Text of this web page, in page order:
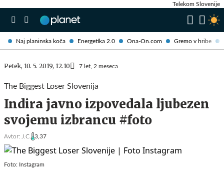
Naj planinska koča Energetika 2.0 Ona-On.com Gremo v hribe
Telekom Slovenije
Petek, 10. 5. 2019, 12.10 7 let, 2 meseca
The Biggest Loser Slovenija
Indira javno izpovedala ljubezen
svojemu izbrancu #foto
Avtor: J.C. 3,37
Foto: Instagram